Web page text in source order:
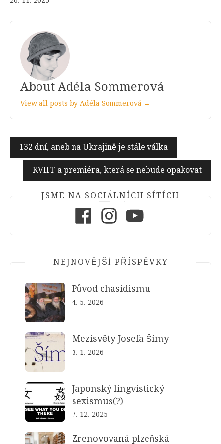
About Adéla Sommerová
View all posts by Adéla Sommerová →
Navigace
pro
příspěvek
132 dní, aneb na Ukrajině je stále válka
KVIFF a premiéra, která se nebude opakovat
JSME NA SOCIÁLNÍCH SÍTÍCH
NEJNOVĚJŠÍ PŘÍSPĚVKY
Původ chasidismu
4. 5. 2026
Mezisvěty Josefa Šímy
3. 1. 2026
Japonský lingvistický
sexismus(?)
7. 12. 2025
Zrenovovaná plzeňská